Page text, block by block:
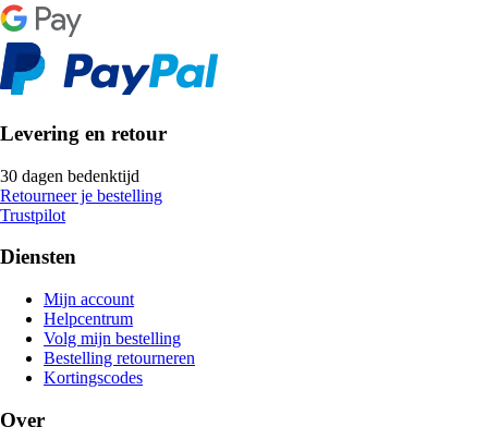
Levering en retour
30 dagen bedenktijd
Retourneer je bestelling
Trustpilot
Diensten
Mijn account
Helpcentrum
Volg mijn bestelling
Bestelling retourneren
Kortingscodes
Over